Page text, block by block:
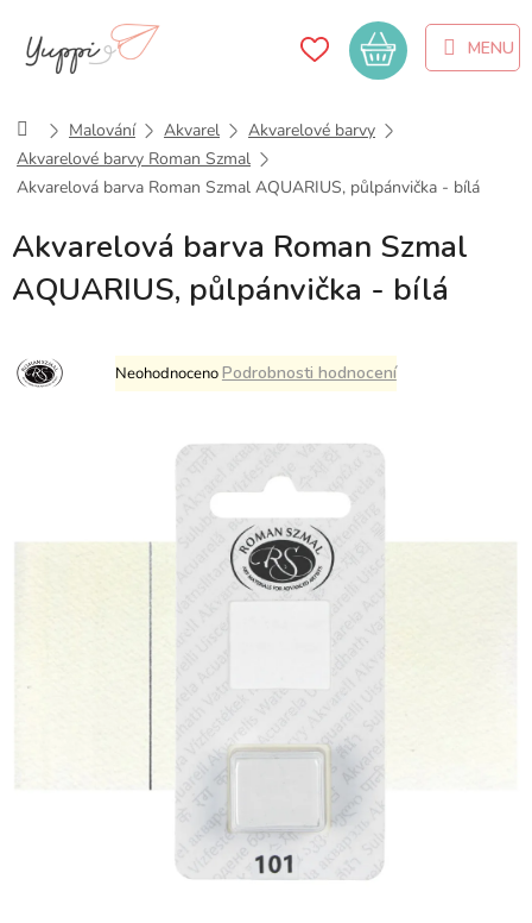
obsah
Nákupní
košík
DomůMalování Akvarel
Akvarelové barvy
Akvarelové barvy Roman Szmal
Akvarelová barva Roman Szmal AQUARIUS, půlpánvička - bílá
Akvarelová barva Roman Szmal
AQUARIUS, půlpánvička - bílá
Průměrné
hodnocení
NeohodnocenoPodrobnosti hodnocení